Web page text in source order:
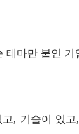
마만 붙인 기
, 기술이 있고